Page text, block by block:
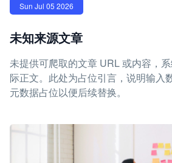
Sun Jul 05 2026
未知来源文章
未提供可爬取的文章 URL 或内容，
际正文。此处为占位引言，说明输入
元数据占位以便后续替换。